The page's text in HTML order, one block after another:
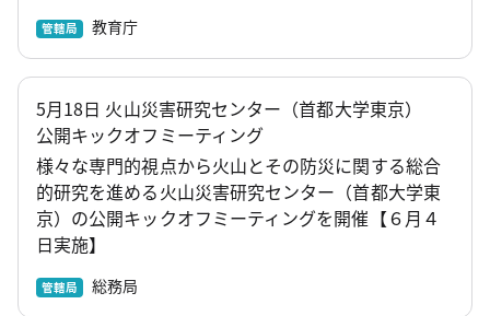
管轄局 教育庁
5月18日 火山災害研究センター（首都大学東京）
公開キックオフミーティング
様々な専門的視点から火山とその防災に関する総合
的研究を進める火山災害研究センター（首都大学東
京）の公開キックオフミーティングを開催【６月４
日実施】
管轄局 総務局